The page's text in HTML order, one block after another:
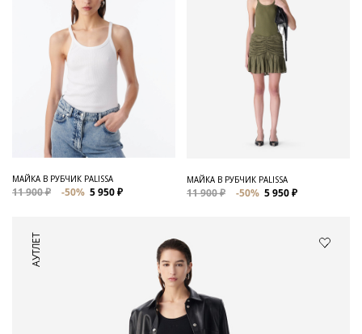
МАЙКА В РУБЧИК PALISSA
11 900 ₽ -50% 5 950 ₽
МАЙКА В РУБЧИК PALISSA
11 900 ₽ -50% 5 950 ₽
АУТЛЕТ